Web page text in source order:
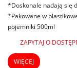
*Doskonale nadają się
*Pakowane w
pojemniki 500ml
ZAPYTAJ O
WIĘCEJ